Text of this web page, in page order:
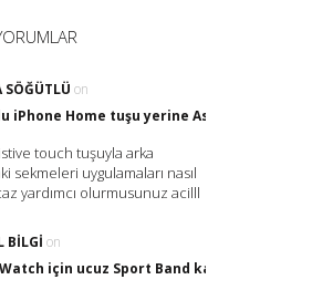
SÖĞÜTLÜ on
iPhone Home tuşu yerine Assistive Touch
touch tuşuyla arka
sekmeleri uygulamaları nasıl
yardımcı olurmusunuz acilll
BILGI on
için ucuz Sport Band kayış nereden